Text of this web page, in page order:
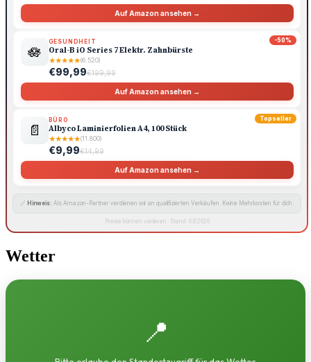
Auf Amazon ansehen →
-50%
🪷
GESUNDHEIT
Oral-B iO Series 7 Elektr. Zahnbürste
★★★★★(6.520)
€99,99€199,99
Auf Amazon ansehen →
Topseller
📄
BÜRO
Albyco Laminierfolien A4, 100 Stück
★★★★★(11.800)
€9,99€14,99
Auf Amazon ansehen →
🔗 Hinweis: Als Amazon-Partner verdienen wir an qualifizierten Verkäufen. Keine Mehrkosten für dich.
Preise können variieren · Stand: 9.8.2026
Wetter
📍